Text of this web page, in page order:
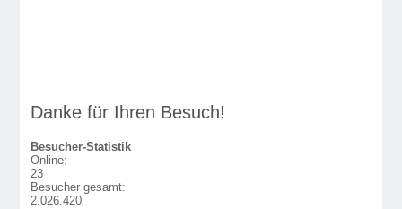
Danke für Ihren Besuch!
Besucher-Statistik
Online:
23
Besucher gesamt:
2.026.420